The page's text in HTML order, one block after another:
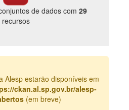
de dados com 29
recursos
Alesp estarão disponíveis em
ckan.al.sp.gov.br/alesp-
(em breve)